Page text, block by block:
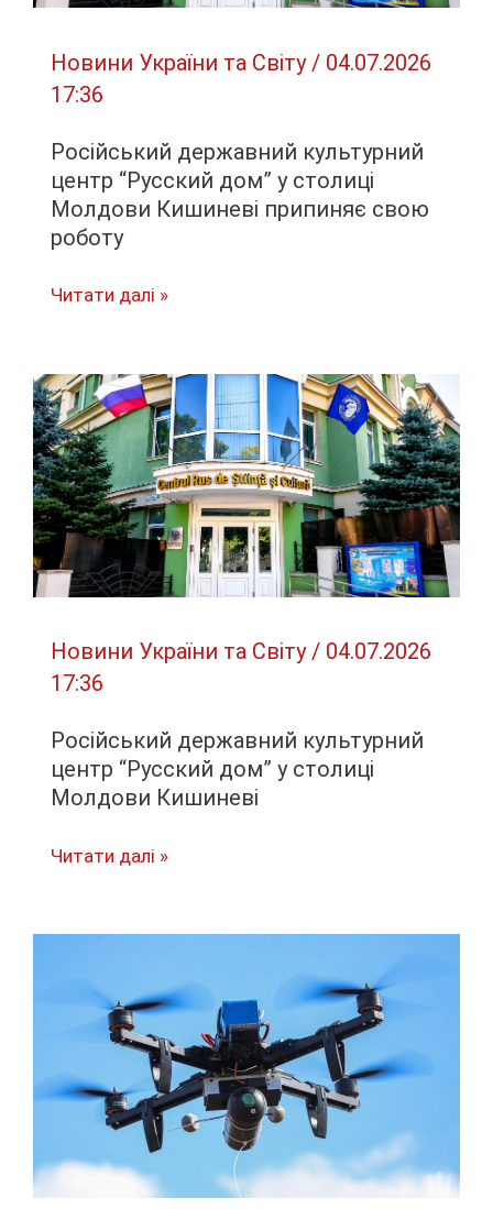
довшими
години
Новини України та Світу/ 04.07.2026
17:36
Російський державний культурний
центр “Русский дом” у столиці
Молдови Кишиневі припиняє свою
роботу
Російський
центр
“Русский
дом”
у
столиці
Молдови
Кишиневі
припиняє
роботу
Читати далі »
Новини України та Світу/ 04.07.2026
17:36
Російський державний культурний
центр “Русский дом” у столиці
Молдови Кишиневі
Російський
Молдови
Кишиневі
Читати далі »